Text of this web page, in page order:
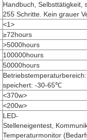
Handbuch,
255 Schritte. Kein grauer
<1>
≥72hours
>5000hours
100000hours
50000hours
speichert: -30-65℃
<370w>
<200w>
LED-
Stelleneigentest,
Temperaturmonitor